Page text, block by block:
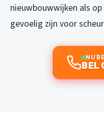
nieuwbouwwijken als
gevoelig zijn voor
NU
BEL